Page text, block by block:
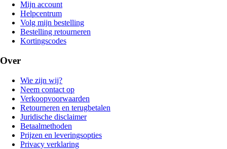
Mijn account
Helpcentrum
Volg mijn bestelling
Bestelling retourneren
Kortingscodes
Over
Wie zijn wij?
Neem contact op
Verkoopvoorwaarden
Retourneren en terugbetalen
Juridische disclaimer
Betaalmethoden
Prijzen en leveringsopties
Privacy verklaring